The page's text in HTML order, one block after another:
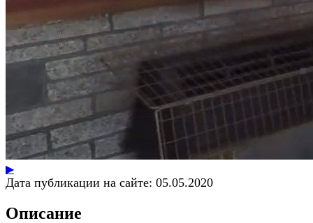
▶
Дата публикации на сайте: 05.05.2020
Описание